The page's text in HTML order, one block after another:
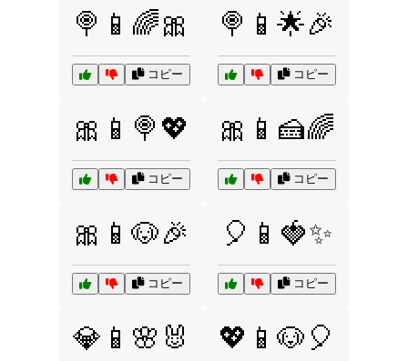
🍭📱🌈🎀
コピー
🍭📱🌟🎉
コピー
🎀📱🍭💖
コピー
🎀📱🍰🌈
コピー
🎀📱🐶🎉
コピー
🎈📱🍓✨
コピー
💎📱🌸🐰 💖📱🐶🎈